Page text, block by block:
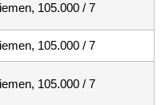
105.000 / 7
105.000 / 7
105.000 / 7